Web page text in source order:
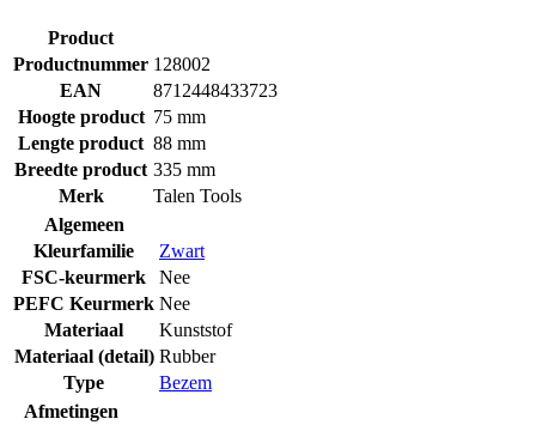
Product
Productnummer 128002
EAN
8712448433723
Hoogte product 75 mm
Lengte product 88 mm
Breedte product 335 mm
Merk
Talen Tools
Algemeen
Kleurfamilie
Zwart
FSC-keurmerk
Nee
PEFC Keurmerk Nee
Materiaal
Kunststof
Materiaal (detail) Rubber
Type
Bezem
Afmetingen